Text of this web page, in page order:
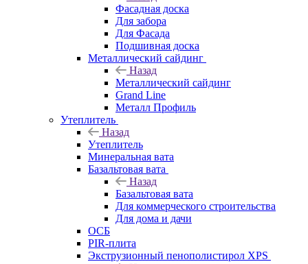
Фасадная доска
Для забора
Для Фасада
Подшивная доска
Металлический сайдинг
Назад
Металлический сайдинг
Grand Line
Металл Профиль
Утеплитель
Назад
Утеплитель
Минеральная вата
Базальтовая вата
Назад
Базальтовая вата
Для коммерческого строительства
Для дома и дачи
ОСБ
PIR-плита
Экструзионный пенополистирол XPS